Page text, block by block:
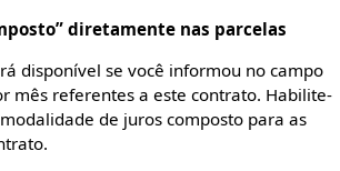
diretamente nas parcelas
disponível se você informou no campo
mês referentes a este contrato. Habilite-
de juros composto para as